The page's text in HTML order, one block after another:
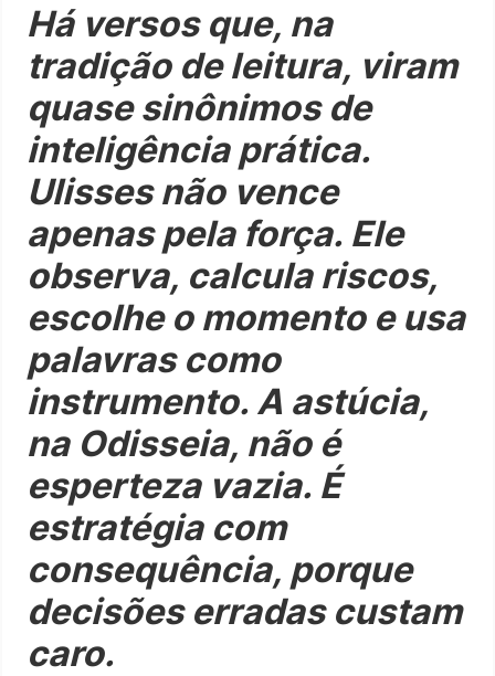
Há versos que, na
tradição de leitura, viram
quase sinônimos de
inteligência prática.
Ulisses não vence
apenas pela força. Ele
observa, calcula riscos,
escolhe o momento e usa
palavras como
instrumento. A astúcia,
na Odisseia, não é
esperteza vazia. É
estratégia com
consequência, porque
decisões erradas custam
caro.